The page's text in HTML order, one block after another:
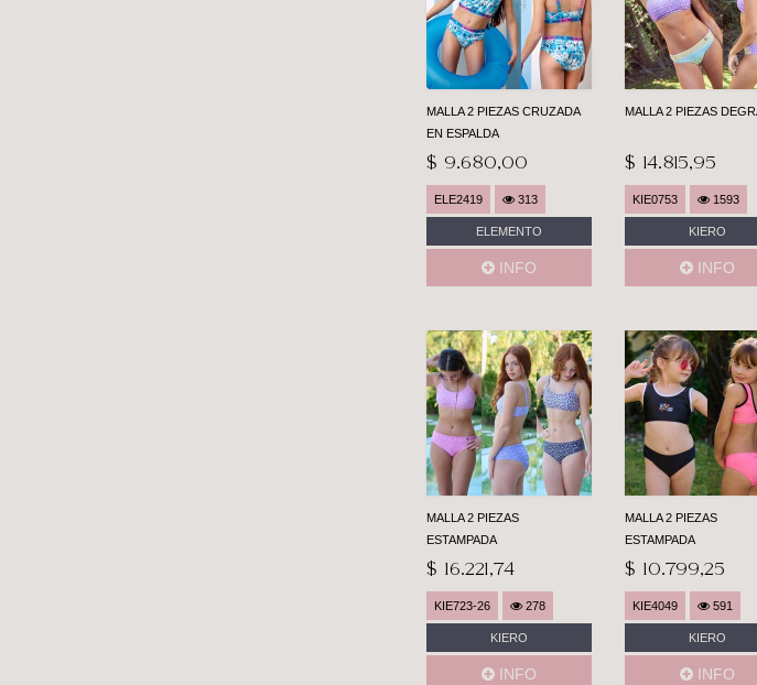
MALLA 2 PIEZAS CRUZADA
EN ESPALDA
$ 9.680,00
ELE2419 313
ELEMENTO
INFO
MALLA 2 PIEZAS
$ 14.815,95
KIE0753 1593
KIERO
INFO
MALLA 2 PIEZAS
ESTAMPADA
$ 16.221,74
KIE723-26 278
KIERO
INFO
MALLA 2 PIEZAS
ESTAMPADA
$ 10.799,25
KIE4049 591
KIERO
INFO